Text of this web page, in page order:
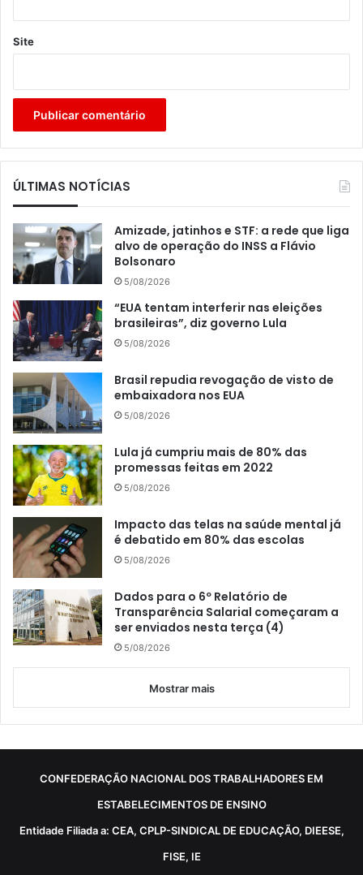
Site
ÚLTIMAS NOTÍCIAS
Amizade, jatinhos e STF: a rede que liga
alvo de operação do INSS a Flávio
Bolsonaro
5/08/2026
“EUA tentam interferir nas eleições
brasileiras”, diz governo Lula
5/08/2026
Brasil repudia revogação de visto de
embaixadora nos EUA
5/08/2026
Lula já cumpriu mais de 80% das
promessas feitas em 2022
5/08/2026
Impacto das telas na saúde mental já
é debatido em 80% das escolas
5/08/2026
Dados para o 6º Relatório de
Transparência Salarial começaram a
ser enviados nesta terça (4)
5/08/2026
Mostrar mais
CONFEDERAÇÃO NACIONAL DOS TRABALHADORES EM
ESTABELECIMENTOS DE ENSINO
Entidade Filiada a: CEA, CPLP-SINDICAL DE EDUCAÇÃO, DIEESE,
FISE, IE